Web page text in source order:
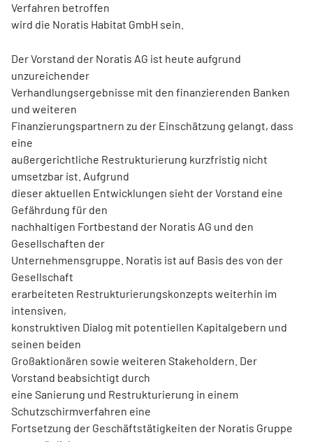
Verfahren betroffen
wird die Noratis Habitat GmbH sein.
Der Vorstand der Noratis AG ist heute aufgrund
unzureichender
Verhandlungsergebnisse mit den finanzierenden Banken
und weiteren
Finanzierungspartnern zu der Einschätzung gelangt, dass
eine
außergerichtliche Restrukturierung kurzfristig nicht
umsetzbar ist. Aufgrund
dieser aktuellen Entwicklungen sieht der Vorstand eine
Gefährdung für den
nachhaltigen Fortbestand der Noratis AG und den
Gesellschaften der
Unternehmensgruppe. Noratis ist auf Basis des von der
Gesellschaft
erarbeiteten Restrukturierungskonzepts weiterhin im
intensiven,
konstruktiven Dialog mit potentiellen Kapitalgebern und
seinen beiden
Großaktionären sowie weiteren Stakeholdern. Der
Vorstand beabsichtigt durch
eine Sanierung und Restrukturierung in einem
Schutzschirmverfahren eine
Fortsetzung der Geschäftstätigkeiten der Noratis Gruppe